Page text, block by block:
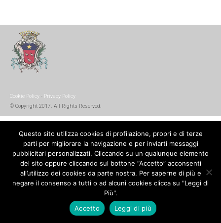
Cookie Policy - Privacy Policy
© Copyright 2017. All Rights Reserved.
Questo sito utilizza cookies di profilazione, propri e di terze
parti per migliorare la navigazione e per inviarti messaggi
pubblicitari personalizzati. Cliccando su un qualunque elemento
del sito oppure cliccando sul bottone “Accetto” acconsenti
all’utilizzo dei cookies da parte nostra. Per saperne di più e
negare il consenso a tutti o ad alcuni cookies clicca su "Leggi di
Più".
Accetto
Leggi di più